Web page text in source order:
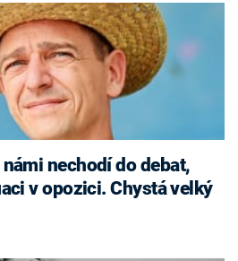
nechodí do debat,
v opozici. Chystá velký